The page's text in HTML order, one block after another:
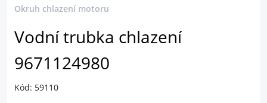
Okruh chlazení motoru
Vodní trubka chlazení
9671124980
Kód: 59110